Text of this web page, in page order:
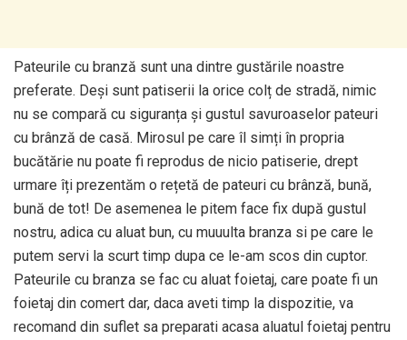
Pateurile cu branză sunt una dintre gustările noastre
preferate. Deși sunt patiserii la orice colț de stradă, nimic
nu se compară cu siguranța și gustul savuroaselor pateuri
cu brânză de casă. Mirosul pe care îl simți în propria
bucătărie nu poate fi reprodus de nicio patiserie, drept
urmare îți prezentăm o rețetă de pateuri cu brânză, bună,
bună de tot! De asemenea le pitem face fix după gustul
nostru, adica cu aluat bun, cu muuulta branza si pe care le
putem servi la scurt timp dupa ce le-am scos din cuptor.
Pateurile cu branza se fac cu aluat foietaj, care poate fi un
foietaj din comert dar, daca aveti timp la dispozitie, va
recomand din suflet sa preparati acasa aluatul foietaj pentru